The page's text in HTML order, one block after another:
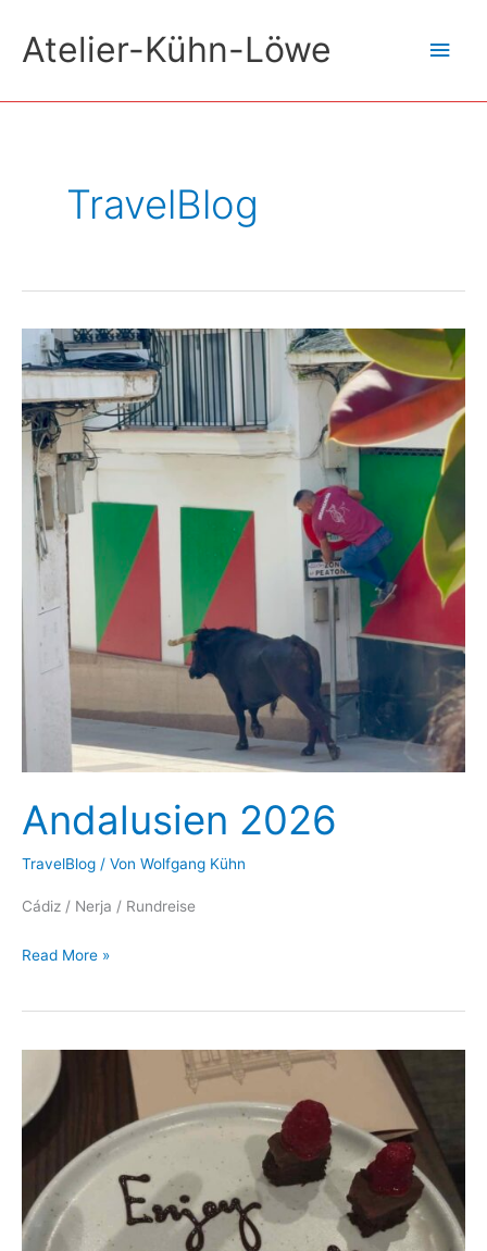
Inhalt
springen
Atelier-Kühn-Löwe
TravelBlog
Andalusien 2026
TravelBlog / Von Wolfgang Kühn
Cádiz / Nerja / Rundreise
Andalusien
Read More »